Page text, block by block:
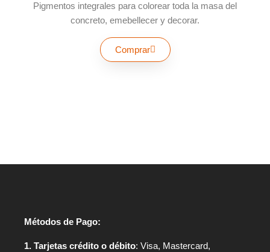
Pigmentos integrales para colorear toda la masa del
concreto, emebellecer y decorar.
Comprar
Métodos de Pago:
1. Tarjetas crédito o débito: Visa, Mastercard,